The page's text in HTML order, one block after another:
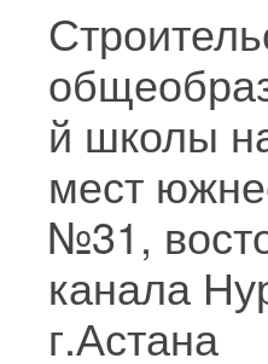
й школы
мест
№31,
канала
г.Астана